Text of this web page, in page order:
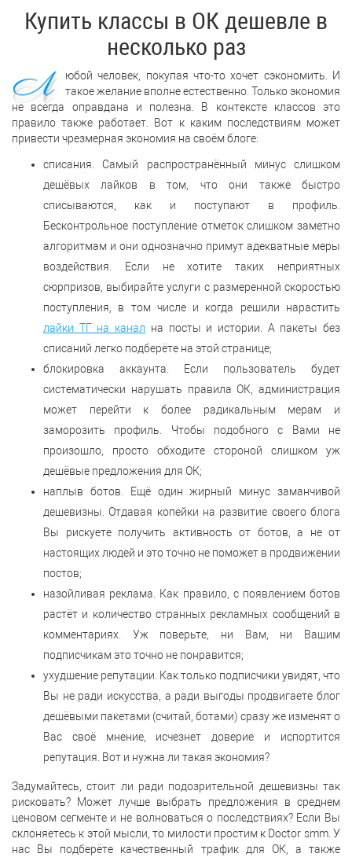
Купить классы в ОК дешевле в
несколько раз
Л
юбой человек, покупая что-то хочет сэкономить. И
такое желание вполне естественно. Только экономия
не всегда оправдана и полезна. В контексте классов это
правило также работает. Вот к каким последствиям может
привести чрезмерная экономия на своём блоге:
списания. Самый распространённый минус слишком
дешёвых лайков в том, что они также быстро
списываются, как и поступают в профиль.
Бесконтрольное поступление отметок слишком заметно
алгоритмам и они однозначно примут адекватные меры
воздействия. Если не хотите таких неприятных
сюрпризов, выбирайте услуги с размеренной скоростью
поступления, в том числе и когда решили нарастить
лайки ТГ на канал на посты и истории. А пакеты без
списаний легко подберёте на этой странице;
блокировка аккаунта. Если пользователь будет
систематически нарушать правила ОК, администрация
может перейти к более радикальным мерам и
заморозить профиль. Чтобы подобного с Вами не
произошло, просто обходите стороной слишком уж
дешёвые предложения для ОК;
наплыв ботов. Ещё один жирный минус заманчивой
дешевизны. Отдавая копейки на развитие своего блога
Вы рискуете получить активность от ботов, а не от
настоящих людей и это точно не поможет в продвижении
постов;
назойливая реклама. Как правило, с появлением ботов
растёт и количество странных рекламных сообщений в
комментариях. Уж поверьте, ни Вам, ни Вашим
подписчикам это точно не понравится;
ухудшение репутации. Как только подписчики увидят, что
Вы не ради искусства, а ради выгоды продвигаете блог
дешёвыми пакетами (считай, ботами) сразу же изменят о
Вас своё мнение, исчезнет доверие и испортится
репутация. Вот и нужна ли такая экономия?
Задумайтесь, стоит ли ради подозрительной дешевизны так
рисковать? Может лучше выбрать предложения в среднем
ценовом сегменте и не волноваться о последствиях? Если Вы
склоняетесь к этой мысли, то милости простим к Doctor smm. У
нас Вы подберёте качественный трафик для ОК, а также